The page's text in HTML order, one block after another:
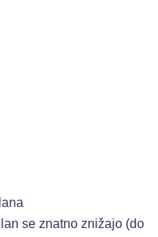
se znatno znižajo (do